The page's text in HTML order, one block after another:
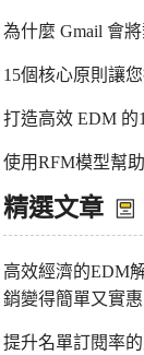
為什麼 Gmail 會
15個核心原則讓
打造高效 EDM 的
使用RFM模型幫
精選文章
高效經濟的EDM
銷變得簡單又實惠
提升名單訂閱率